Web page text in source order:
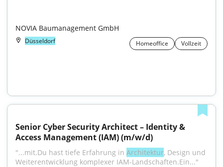
NOVIA Baumanagement GmbH
Düsseldorf Homeoffice Vollzeit
Senior Cyber Security Architect – Identity &
Access Management (IAM) (m/w/d)
"...mit.Du hast tiefe Erfahrung in Architektur, Design und
Weiterentwicklung komplexer IAM-Landschaften.Ein..."